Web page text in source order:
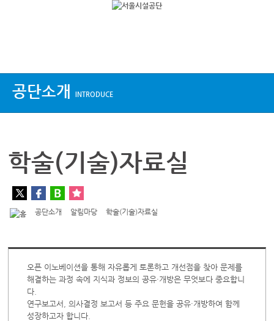
공단소개 INTRODUCE
학술(기술)자료실
공단소개 알림마당 학술(기술)자료실
오픈 이노베이션을 통해 자유롭게 토론하고 개선점을 찾아 문제를
해결하는 과정 속에 지식과 정보의 공유·개방은 무엇보다 중요합니
다.
연구보고서, 의사결정 보고서 등 주요 문헌을 공유·개방하여 함께
성장하고자 합니다.